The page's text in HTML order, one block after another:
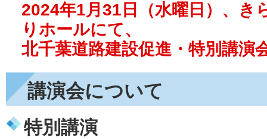
2024年1月31日（水曜日）、き
りホールにて、
北千葉道路建設促進・特別講演
講演会について
特別講演